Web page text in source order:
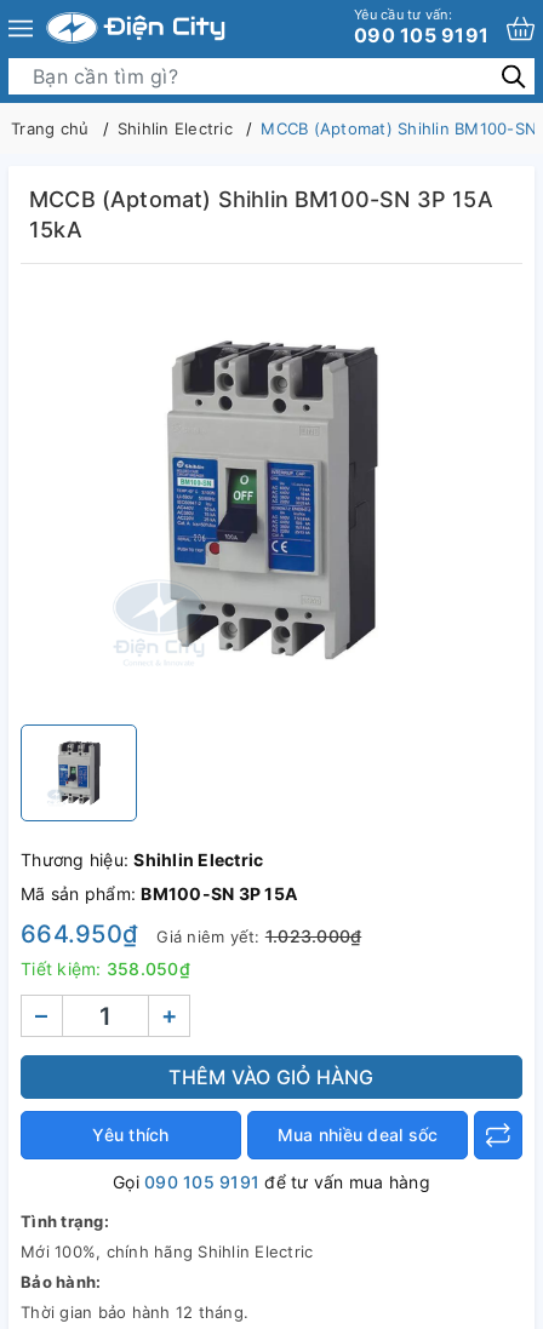
Yêu cầu tư vấn:
090 105 9191
Trang chủ Shihlin Electric MCCB (Aptomat) Shihlin BM100-SN
MCCB (Aptomat) Shihlin BM100-SN 3P 15A
15kA
Thương hiệu:Shihlin Electric
Mã sản phẩm:BM100-SN 3P 15A
664.950₫ Giá niêm yết:1.023.000₫
Tiết kiệm: 358.050₫
– +
THÊM VÀO GIỎ HÀNG
Yêu thích Mua nhiều deal sốc
Gọi090 105 9191 để tư vấn mua hàng
Tình trạng:
Mới 100%, chính hãng Shihlin Electric
Bảo hành:
Thời gian bảo hành 12 tháng.